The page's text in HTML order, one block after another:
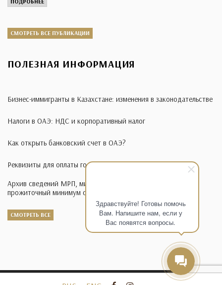
Здравствуйте! Готовы помочь
Вам. Напишите нам, если у
Вас появятся вопросы.
СМОТРЕТЬ ВСЕ ПУБЛИКАЦИИ
ПОЛЕЗНАЯ ИНФОРМАЦИЯ
Бизнес-иммигранты в Казахстане: изменения в законодательстве
Налоги в ОАЭ: НДС и корпоративный налог
Как открыть банковский счет в ОАЭ?
Реквизиты для оплаты госпошлины в иностранной валюте
Архив сведений МРП, минимальная заработная плата,
прожиточный минимум с 1995-2014 годы
СМОТРЕТЬ ВСЕ